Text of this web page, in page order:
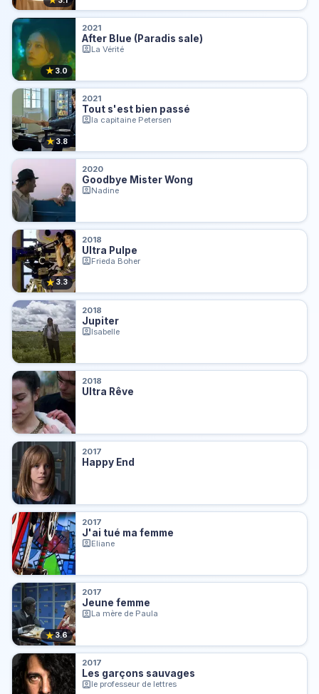
★3.0
2021
After Blue (Paradis sale)
La Vérité
★3.8
2021
Tout s'est bien passé
la capitaine Petersen
2020
Goodbye Mister Wong
Nadine
★3.3
2018
Ultra Pulpe
Frieda Boher
2018
Jupiter
Isabelle
2018
Ultra Rêve
2017
Happy End
2017
J'ai tué ma femme
Eliane
★3.6
2017
Jeune femme
La mère de Paula
2017
Les garçons sauvages
le professeur de lettres